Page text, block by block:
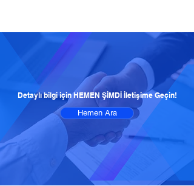
Hemen Ara
Detaylı bilgi için HEMEN ŞİMDİ İletişime Geçin!